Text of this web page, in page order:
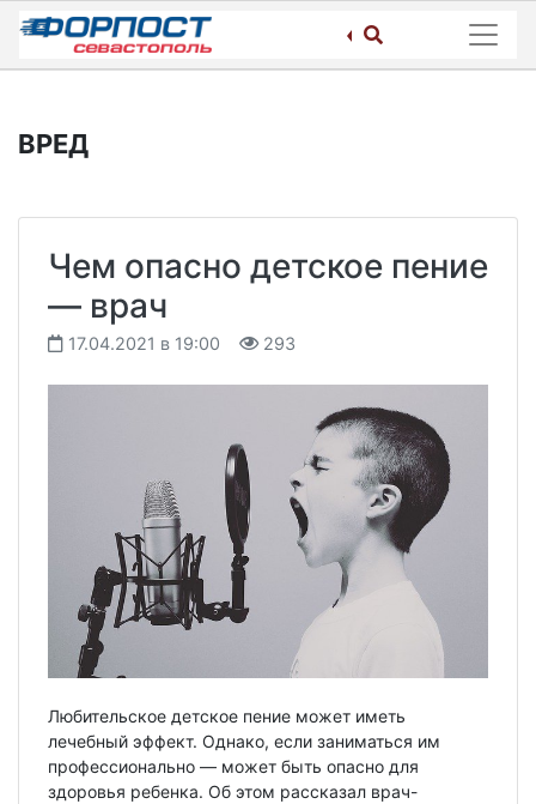
Skip
content
ВРЕД
Чем опасно детское пение
— врач
17.04.2021 в 19:00 293
Любительское детское пение может иметь
лечебный эффект. Однако, если заниматься им
профессионально — может быть опасно для
здоровья ребенка. Об этом рассказал врач-